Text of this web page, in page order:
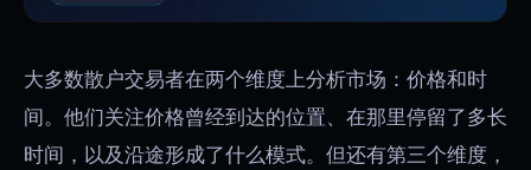
大多数散户交易者在两个维度上分析市场：价格和时
间。他们关注价格曾经到达的位置、在那里停留了多长
时间，以及沿途形成了什么模式。但还有第三个维度，